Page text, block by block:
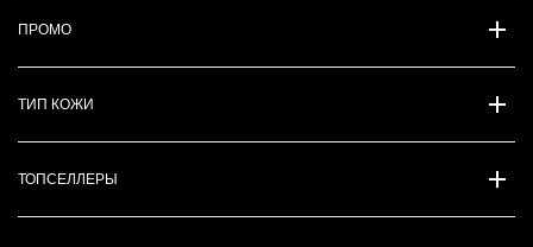
ПРОМО
ТИП КОЖИ
ТОПСЕЛЛЕРЫ